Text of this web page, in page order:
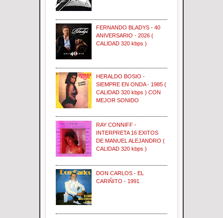
FERNANDO BLADYS - 40
ANIVERSARIO - 2026 (
CALIDAD 320 kbps )
HERALDO BOSIO -
SIEMPRE EN ONDA - 1985 (
CALIDAD 320 kbps ) CON
MEJOR SONIDO
RAY CONNIFF -
INTERPRETA 16 EXITOS
DE MANUEL ALEJANDRO (
CALIDAD 320 kbps )
DON CARLOS - EL
CARIÑITO - 1991